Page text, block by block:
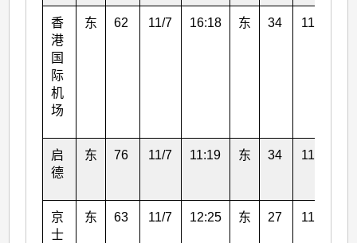
香
港
国
际
机
场
东 62 11/7 16:18 东 34 11/7
启
德
东 76 11/7 11:19 东 34 11/7
京
士
东 63 11/7 12:25 东 27 11/7